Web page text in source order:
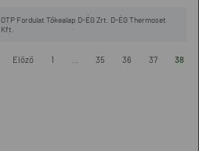
OTP Fordulat Tőkealap D-ÉG Zrt. D-ÉG Thermoset
Kft.
Előző 1 35 36 37 38